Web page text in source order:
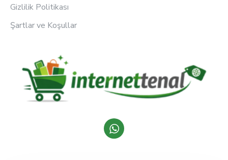
Gizlilik Politikası
Şartlar ve Koşullar